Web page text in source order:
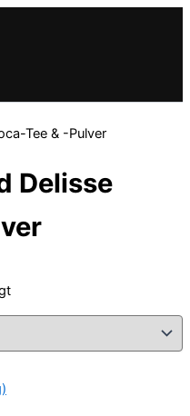
Tee & -Pulver
Delisse